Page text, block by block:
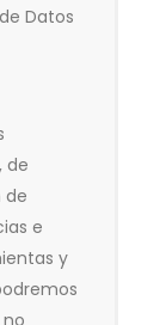
Datos
de
de
e
y